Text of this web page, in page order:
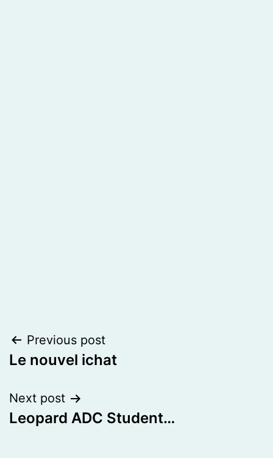
Post
navigation
Previous post
Le nouvel ichat
Next post
Leopard ADC Student…